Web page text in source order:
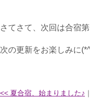
さてさて、次回は合宿
次の更新をお楽しみに
<< 夏合宿、始まりました♪ ｜